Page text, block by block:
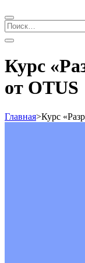
Найти:
Курс
от OTUS
Главная>Курс